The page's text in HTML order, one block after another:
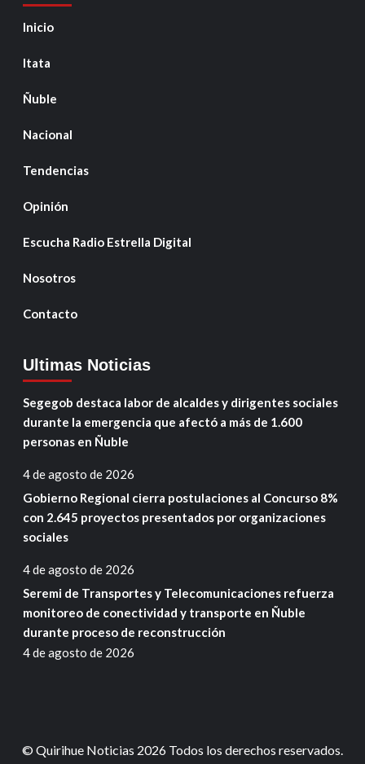
Inicio
Itata
Ñuble
Nacional
Tendencias
Opinión
Escucha Radio Estrella Digital
Nosotros
Contacto
Ultimas Noticias
Segegob destaca labor de alcaldes y dirigentes sociales
durante la emergencia que afectó a más de 1.600
personas en Ñuble
4 de agosto de 2026
Gobierno Regional cierra postulaciones al Concurso 8%
con 2.645 proyectos presentados por organizaciones
sociales
4 de agosto de 2026
Seremi de Transportes y Telecomunicaciones refuerza
monitoreo de conectividad y transporte en Ñuble
durante proceso de reconstrucción
4 de agosto de 2026